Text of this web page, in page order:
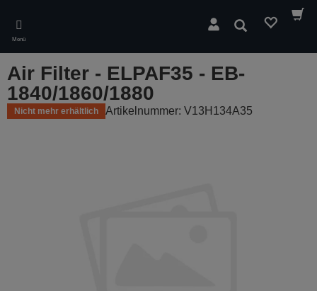
main
content
Menü
Suchen
Air Filter - ELPAF35 - EB-
1840/1860/1880
Nicht mehr erhältlich Artikelnummer: V13H134A35